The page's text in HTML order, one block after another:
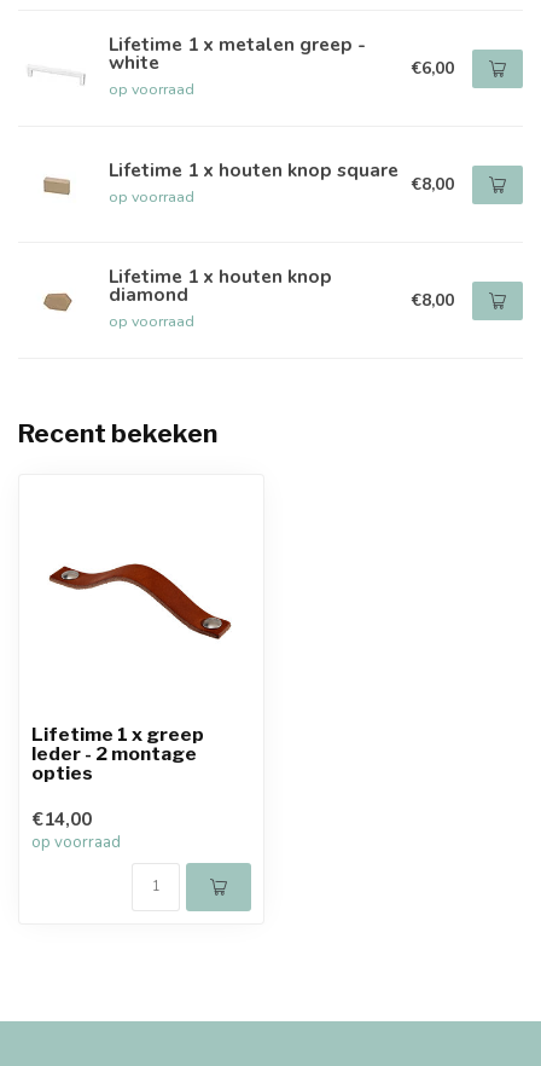
Lifetime 1 x metalen greep -
white
op voorraad
€6,00
Lifetime 1 x houten knop square
op voorraad €8,00
Lifetime 1 x houten knop
diamond
op voorraad
€8,00
Recent bekeken
Lifetime 1 x greep
leder - 2 montage
opties
€14,00
op voorraad